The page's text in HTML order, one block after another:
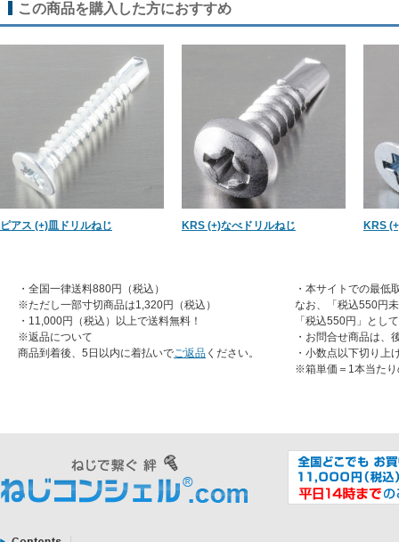
この商品を購入した方におすすめ
ピアス (+)皿ドリルねじ KRS (+)なべドリルねじ KRS
・全国一律送料880円（税込）
※ただし一部寸切商品は1,320円（税込）
・11,000円（税込）以上で送料無料！
※返品について
商品到着後、5日以内に着払いでご返品 ください。
・本サイトでの最低
なお、「税込550円
「税込550円」とし
・お問合せ商品は、
・小数点以下切り上
※箱単価＝1本当たり